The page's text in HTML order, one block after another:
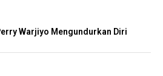
Warjiyo Mengundurkan Diri